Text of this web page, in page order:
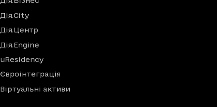
Дія.City
Дія.Центр
Дія.Engine
uResidency
Євроінтеграція
Віртуальні активи